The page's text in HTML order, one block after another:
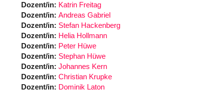
Dozent/in: Katrin Freitag
Dozent/in: Andreas Gabriel
Dozent/in: Stefan Hackenberg
Dozent/in: Helia Hollmann
Dozent/in: Peter Hüwe
Dozent/in: Stephan Hüwe
Dozent/in: Johannes Kern
Dozent/in: Christian Krupke
Dozent/in: Dominik Laton